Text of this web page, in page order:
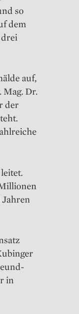
so
dem
auf,
Dr.
der
in